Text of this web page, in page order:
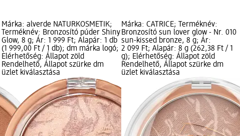
Márka: alverde NATURKOSMETIK;
Terméknév: Bronzosító púder Shiny
Glow, 8 g; Ár: 1 999 Ft; Alapár: 1 db
(1 999,00 Ft / 1 db); dm márka logó;
Elérhetőség: Állapot zöld
Rendelhető, Állapot szürke dm
üzlet kiválasztása
Márka: CATRICE; Terméknév:
Bronzosító sun lover glow - Nr. 010
sun-kissed bronze, 8 g; Ár:
2 099 Ft; Alapár: 8 g (262,38 Ft / 1
g); Elérhetőség: Állapot zöld
Rendelhető, Állapot szürke dm
üzlet kiválasztása